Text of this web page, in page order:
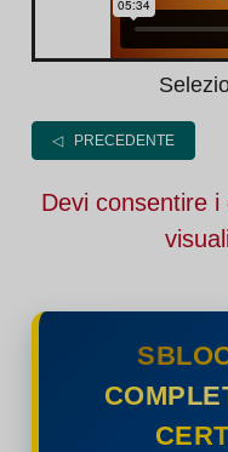
◁ PRECEDENTE
Devi consentire